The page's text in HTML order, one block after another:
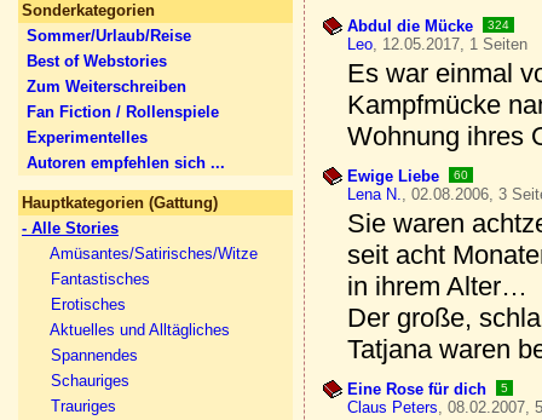
Sonderkategorien
Sommer/Urlaub/Reise
Best of Webstories
Zum Weiterschreiben
Fan Fiction / Rollenspiele
Experimentelles
Autoren empfehlen sich ...
Hauptkategorien (Gattung)
- Alle Stories
Amüsantes/Satirisches/Witze
Fantastisches
Erotisches
Aktuelles und Alltägliches
Spannendes
Schauriges
Trauriges
Abdul die Mücke 324
Leo, 12.05.2017, 1 Seiten
Es war einmal
Kampfmücke
Wohnung ihres
Ewige Liebe 60
Lena N., 02.08.2006, 3
Sie waren
seit acht
in ihrem Alter…
Der große,
Tatjana waren
Eine Rose für dich 5
Claus Peters, 08.02.2007,